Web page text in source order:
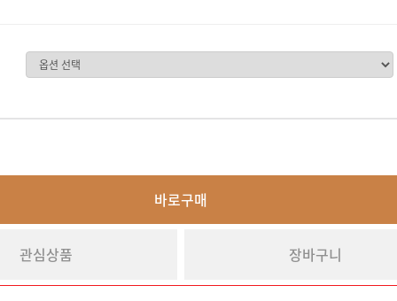
바로구매
관심상품 장바구니